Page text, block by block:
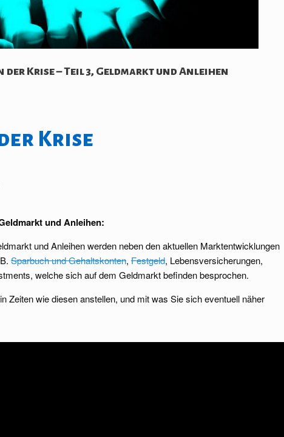
Krise – Teil 3, Geldmarkt und Anleihen
Krise
und Anleihen:
und Anleihen werden neben den aktuellen Marktentwicklungen
Sparbuch und Gehaltskonten, Festgeld, Lebensversicherungen,
welche sich auf dem Geldmarkt befinden besprochen.
Zeiten wie diesen anstellen, und mit was Sie sich eventuell näher